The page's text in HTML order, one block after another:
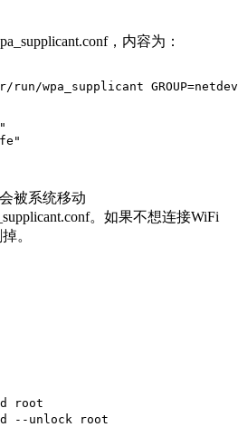
，内容为：
wpa_supplicant GROUP=netdev
被系统移动
。如果不想连接WiFi
。
root
--unlock root